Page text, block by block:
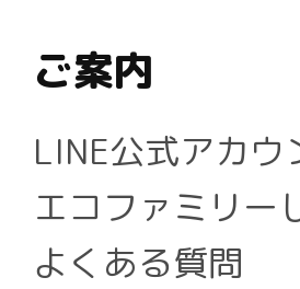
ご案内
LINE公式アカ
エコファミリー
よくある質問